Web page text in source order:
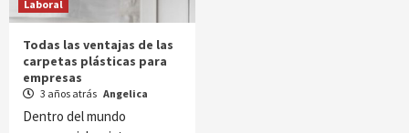
Laboral
Todas las ventajas de las
carpetas plásticas para
empresas
3 años atrás Angelica
Dentro del mundo